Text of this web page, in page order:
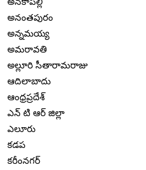
అనంతపురం
అన్నమయ్య
అమరావతి
అల్లూరి సీతారామరాజు
ఆదిలాబాదు
ఆంధ్రప్రదేశ్
ఎన్ టి ఆర్ జిల్లా
ఎలూరు
కడప
కరీంనగర్